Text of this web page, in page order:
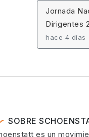
Jornada
Dirigentes
hace 4 días
SOBRE
es un